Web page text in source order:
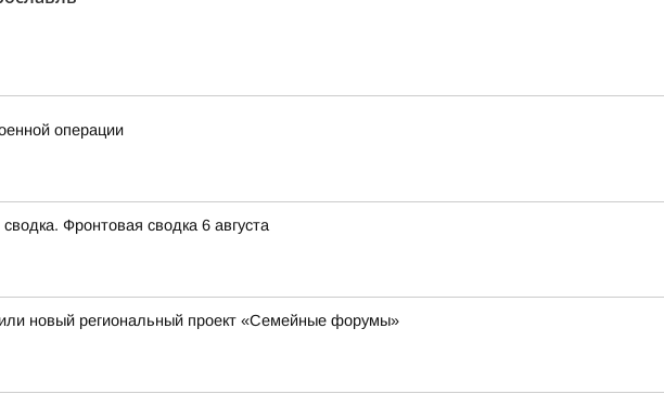
операции
Фронтовая сводка 6 августа
новый региональный проект «Семейные форумы»